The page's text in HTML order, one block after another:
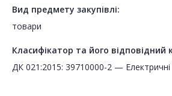
Вид предмету закупівлі:
товари
Класифікатор та його відповідний
ДК 021:2015: 39710000-2 — Електричні